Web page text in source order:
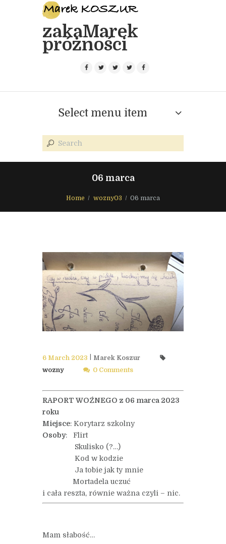
zakaMarek
próżności
Select menu item
06 marca
Home wozny03 06 marca
6 March 2023
Marek Koszur
wozny
0 Comments
RAPORT WOŹNEGO z 06 marca 2023
roku
Miejsce: Korytarz szkolny
Osoby: Flirt
Skulisko (?…)
Kod w kodzie
Ja tobie jak ty mnie
Mortadela uczuć
i cała reszta, równie ważna czyli – nic.
Mam słabość…